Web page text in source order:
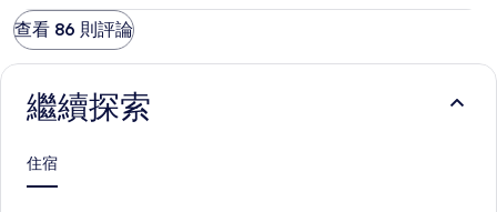
查看 86 則評論
繼續探索
住宿